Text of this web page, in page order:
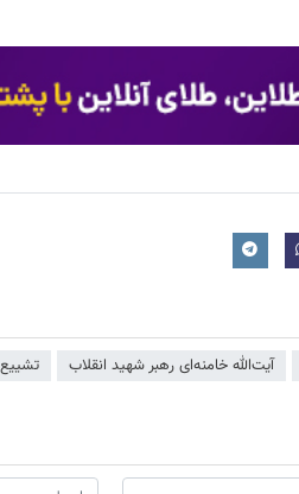
آیت‌الله خامنه‌ای رهبر شهید انقلاب